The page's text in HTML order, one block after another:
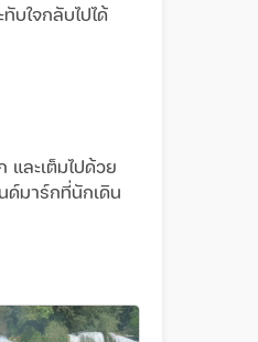
บใจกลับไปได้
ละเต็มไปด้วย
ด์มาร์กที่นักเดิน